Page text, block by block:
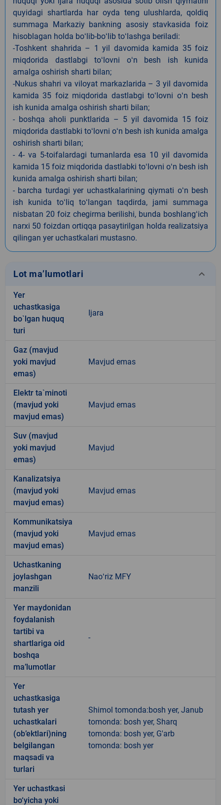
quyidagi shartlarda har oyda teng ulushlarda, qoldiq
summaga Markaziy bankning asosiy stavkasida foiz
hisoblagan holda boʻlib-boʻlib toʻlashga beriladi:
-Toshkent shahrida – 1 yil davomida kamida 35 foiz
miqdorida dastlabgi toʻlovni oʻn besh ish kunida
amalga oshirish sharti bilan;
-Nukus shahri va viloyat markazlarida – 3 yil davomida
kamida 35 foiz miqdorida dastlabgi toʻlovni oʻn besh
ish kunida amalga oshirish sharti bilan;
- boshqa aholi punktlarida – 5 yil davomida 15 foiz
miqdorida dastlabki toʻlovni oʻn besh ish kunida amalga
oshirish sharti bilan;
- 4- va 5-toifalardagi tumanlarda esa 10 yil davomida
kamida 15 foiz miqdorida dastlabki toʻlovni oʻn besh ish
kunida amalga oshirish sharti bilan;
- barcha turdagi yer uchastkalarining qiymati oʻn besh
ish kunida toʻliq toʻlangan taqdirda, jami summaga
nisbatan 20 foiz chegirma berilishi, bunda boshlangʻich
narxi 50 foizdan ortiqqa pasaytirilgan holda realizatsiya
qilingan yer uchastkalari mustasno.
Lot ma’lumotlari keyboard_arrow_down
Yer
uchastkasiga
bo`lgan huquq
turi
Ijara
Gaz (mavjud
yoki mavjud
emas)
Mavjud emas
Elektr ta`minoti
(mavjud yoki
mavjud emas)
Mavjud emas
Suv (mavjud
yoki mavjud
emas)
Mavjud
Kanalizatsiya
(mavjud yoki
mavjud emas)
Mavjud emas
Kommunikatsiya
(mavjud yoki
mavjud emas)
Mavjud emas
Uchastkaning
joylashgan
manzili
Naoʻriz MFY
Yer maydonidan
foydalanish
tartibi va
shartlariga oid
boshqa
ma’lumotlar
-
Yer
uchastkasiga
tutash yer
uchastkalari
(ob’ektlari)ning
belgilangan
maqsadi va
turlari
Shimol tomonda:bosh yer, Janub
tomonda: bosh yer, Sharq
tomonda: bosh yer, G'arb
tomonda: bosh yer
Yer uchastkasi
bo‘yicha yoki